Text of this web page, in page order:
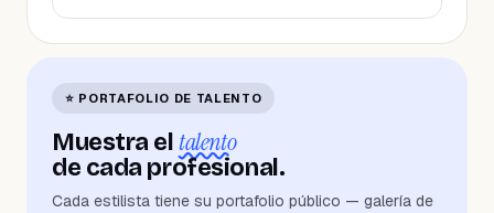
⭐ PORTAFOLIO DE TALENTO
Muestra eltalento
de cada profesional.
Cada estilista tiene su portafolio público — galería de